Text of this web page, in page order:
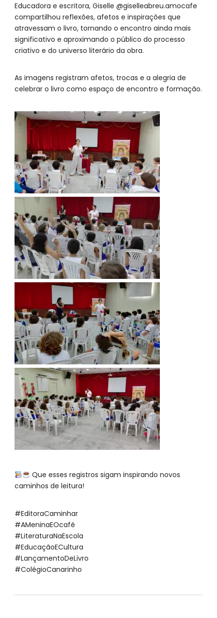
Educadora e escritora, Giselle @giselleabreu.amocafe
compartilhou reflexões, afetos e inspirações que
atravessam o livro, tornando o encontro ainda mais
significativo e aproximando o público do processo
criativo e do universo literário da obra.
As imagens registram afetos, trocas e a alegria de
celebrar o livro como espaço de encontro e formação.
Que esses registros sigam inspirando novos
caminhos de leitura!
#EditoraCaminhar
#AMeninaEOcafé
#LiteraturaNaEscola
#EducaçãoECultura
#LançamentoDeLivro
#ColégioCanarinho